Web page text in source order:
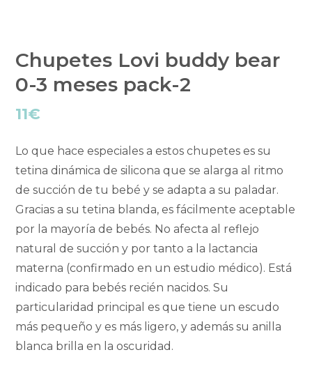
Chupetes Lovi buddy bear
0-3 meses pack-2
11€
Lo que hace especiales a estos chupetes es su
tetina dinámica de silicona que se alarga al ritmo
de succión de tu bebé y se adapta a su paladar.
Gracias a su tetina blanda, es fácilmente aceptable
por la mayoría de bebés. No afecta al reflejo
natural de succión y por tanto a la lactancia
materna (confirmado en un estudio médico). Está
indicado para bebés recién nacidos. Su
particularidad principal es que tiene un escudo
más pequeño y es más ligero, y además su anilla
blanca brilla en la oscuridad.